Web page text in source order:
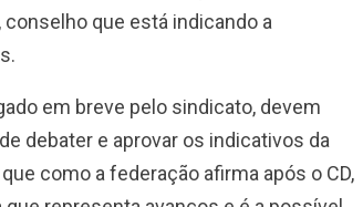
que está indicando a
em breve pelo sindicato, devem
debater e aprovar os indicativos da
como a federação afirma após o CD,